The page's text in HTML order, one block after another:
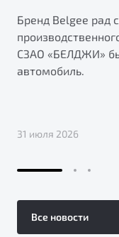
Бренд Belgee рад
СЗАО «БЕЛДЖИ»
автомобиль.
31 июля 2026
Все новости